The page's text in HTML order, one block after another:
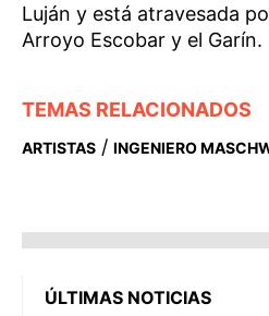
Luján y está atravesada
Arroyo Escobar y el Garín.
TEMAS RELACIONADOS
ARTISTAS / INGENIERO
ÚLTIMAS NOTICIAS